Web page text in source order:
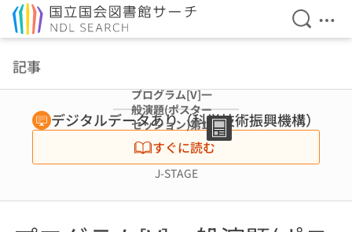
検索を
メ
記事
プログラム[V]一
般演題(ポスター
セッション)第1日
目
デジタルデータあり（科学技術振興機構）
すぐに読む
J-STAGE